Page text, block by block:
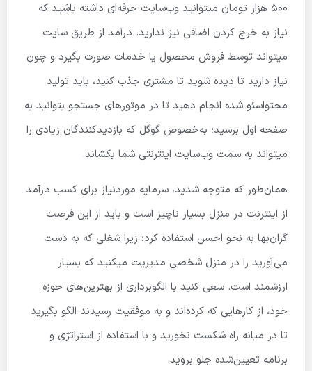
۵۰۰ هزار تومان میتوانید وب‌سایت حرفه‌ای داشته باشید که
نیاز به خرج کردن اضافی نیز ندارید. درآمد از طریق سایت
میتواند توسط فروش محصول یا خدمات صورت بگیرد و چون
نیاز دارید تا دیده شوید تا مشتری جذب کنید، باید تولید
محتواسئو شده انجام دهید تا در موتورهای جستجو بتوانید به
صفحه اول برسید؛ به‌خصوص گوگل که بازدیدکنندگان زیادی را
میتواند به سمت وب‌سایت اینترنتی شما بکشاند.
همان‌طور که متوجه شدید، سرمایه موردنیاز برای کسب درآمد
از اینترنت در منزل بسیار ناچیز است و باید از این فرصت
گران‌بها به نحو احسن استفاده کرد؛ زیرا شغلی که به دست
می‌آورید را در منزل شخصی مدیریت میکنید که بسیار
ارزشمند است. سعی کنید با الگوبرداری از بهترین‌های حوزه
خود، از کارهایی که کرده‌اند و به موفقیت رسیدند الگو بگیرید
تا در میانه راه شکست نخورید و با استفاده از استراتژی و
برنامه تعیین‌شده جلو بروید.